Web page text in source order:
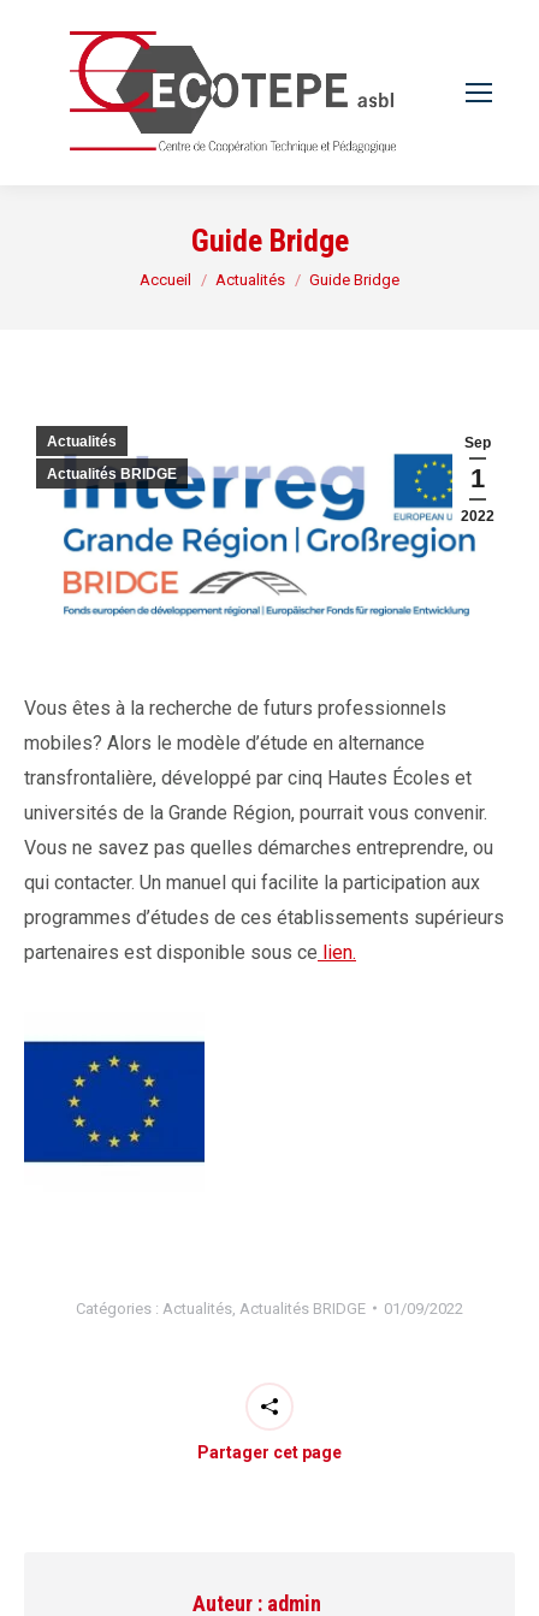
Guide Bridge
Vous êtes ici :
Accueil Actualités Guide Bridge
Sep
1
2022
Actualités
Actualités BRIDGE
Vous êtes à la recherche de futurs professionnels
mobiles? Alors le modèle d’étude en alternance
transfrontalière, développé par cinq Hautes Écoles et
universités de la Grande Région, pourrait vous convenir.
Vous ne savez pas quelles démarches entreprendre, ou
qui contacter. Un manuel qui facilite la participation aux
programmes d’études de ces établissements supérieurs
partenaires est disponible sous ce lien.
Catégories : Actualités Actualités BRIDGE 01/09/2022
Partager cet page
Auteur : admin